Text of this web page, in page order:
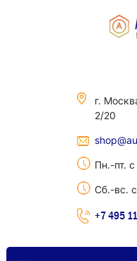
г.
2/20
Пн.-пт.
Сб.-вс.
+7 495